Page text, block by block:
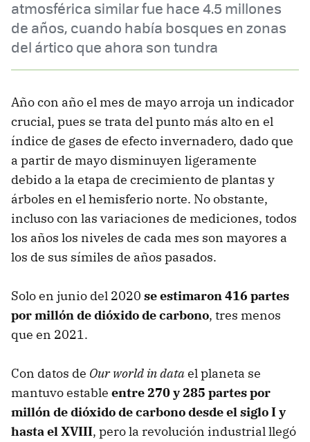
atmosférica similar fue hace 4.5 millones
de años, cuando había bosques en zonas
del ártico que ahora son tundra
Año con año el mes de mayo arroja un indicador
crucial, pues se trata del punto más alto en el
índice de gases de efecto invernadero, dado que
a partir de mayo disminuyen ligeramente
debido a la etapa de crecimiento de plantas y
árboles en el hemisferio norte. No obstante,
incluso con las variaciones de mediciones, todos
los años los niveles de cada mes son mayores a
los de sus símiles de años pasados.
Solo en junio del 2020 se estimaron 416 partes
por millón de dióxido de carbono, tres menos
que en 2021.
Con datos de Our world in datael planeta se
mantuvo estable entre 270 y 285 partes por
millón de dióxido de carbono desde el siglo I y
hasta el XVIII, pero la revolución industrial llegó